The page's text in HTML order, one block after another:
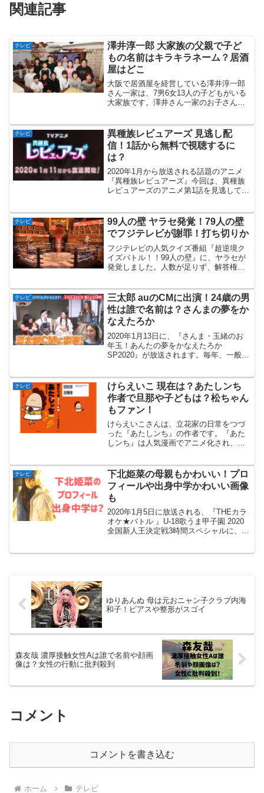
関連記事
テレビ
澤井淳一郎 大家族の父親で子ど
もの名前はキラキラネーム？居酒
屋はどこ
大阪で居酒屋を経営している澤井淳一郎
さん一家は、7男6女13人の子どもがいる
大家族です。澤井さん一家のお子さんの
さん一家の家族構成や名前、家族経営し
ている居酒屋の場所な...
テレビ
異種族レビュアーズ 見逃し配
信！1話から無料で視聴するに
は？
2020年1月から放送される話題のアニメ
『異種族レビュアーズ』今回は、異種族
レビュアーズのアニメ第1話を見逃してし
ます。異種族レビュアーズのあらすじ
【放送・配信情報】本...
テレビ
99人の壁 ヤラセ発覚！79人の壁
でフジテレビが謝罪！打ち切りか
フジテレビの人気クイズ番組『超逆境ク
イズバトル！！99人の壁』に、ヤラセが
発覚しました。人数が足りず、解答権の
99人の壁にヤラセ発覚！フジテレビで放
送されているクイズ番...
テレビ
三太郎 auのCMに出演！24歳の男
性は誰で名前は？さんまの夢をか
なえたろか
2020年1月13日に、『さんま・玉緒のお
年玉！あんたの夢をかなえたろか
SP2020』が放送されます。毎年、一般の
なったというのです。誰もが知っている
CMに出演され...
テレビ
けらえいこ 現在は？あたしンち
作者で旦那や子どもは？松ちゃん
もファン！
けらえいこさんは、立花家の日常をつづ
った『あたしンち』の作者です。『あた
しンち』は人気漫画でアニメ化され、現
『あたしンち』の作者であるけらえいこ
さんの現在、旦那や子ども...
テレビ
下北姫菜の母親もかわいい！プロ
フィールや出身中学かわいい画像
も
2020年1月5日に放送される、『THEカラ
オケ★バトル 』U-18歌うま甲子園 2020
全国新人王決定戦3時間スペシャルに、下
ゆりあんぬ 母は元おニャン子クラブ内海
和子！ピアスや整形がスゴイ
森友哉 濃厚接触女性Aは誰で名前や顔画
像は？女性の行動に批判殺到
コメント
コメントを書き込む
ホーム テレビ